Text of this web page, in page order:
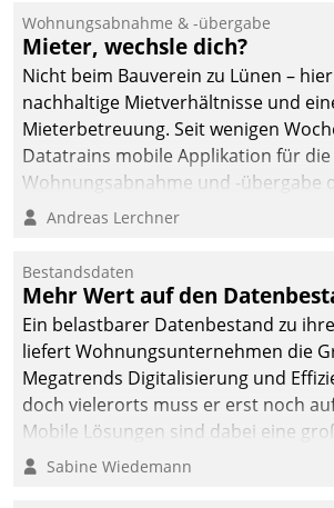
Ressort Kapitalanlage für
künftige Aufgaben und
Herausforderungen
gerüstet.
Wohnungsabnahme & -übergabe
Mieter, wechsle dich?
Nicht beim Bauverein zu Lünen –
nachhaltige Mietverhältnisse und
Mieterbetreuung. Seit wenigen
Datatrains mobile Applikation für die
Wohnungsabnahme und -übergabe
Mieter wohlgeordnet kommen und,
Andreas Lerchner
Bestandsdaten
Mehr Wert auf den
Ein belastbarer Datenbestand zu
liefert Wohnungsunternehmen die
Megatrends Digitalisierung und
doch vielerorts muss er erst noch
Mobile Lösungen sind dabei eine
Sabine Wiedemann